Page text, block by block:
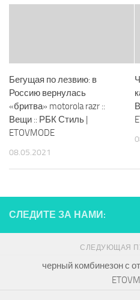
Бегущая по лезвию: в
Россию вернулась
«бритва» motorola razr ::
Вещи :: РБК Стиль |
ETOVMODE
08.05.2021
СЛЕДИТЕ ЗА НАМИ:
СЛЕДУЮЩАЯ
черный комбинезон с